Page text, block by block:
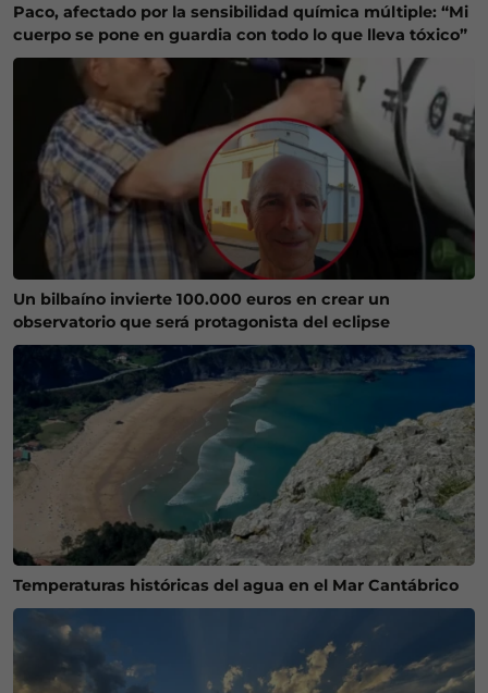
Paco, afectado por la sensibilidad química múltiple: “Mi
cuerpo se pone en guardia con todo lo que lleva tóxico”
Un bilbaíno invierte 100.000 euros en crear un
observatorio que será protagonista del eclipse
Temperaturas históricas del agua en el Mar Cantábrico